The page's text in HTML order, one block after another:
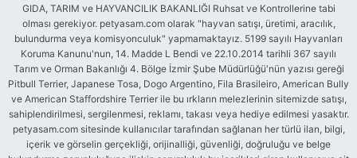
GIDA, TARIM ve HAYVANCILIK BAKANLIĞI Ruhsat ve Kontrollerine tabi
olması gerekiyor. petyasam.com olarak "hayvan satışı, üretimi, aracılık,
bulundurma veya komisyonculuk" yapmamaktayız. 5199 sayılı Hayvanları
Koruma Kanunu'nun, 14. Madde L Bendi ve 22.10.2014 tarihli 367 sayılı
Tarım ve Orman Bakanlığı 4. Bölge İzmir Şube Müdürlüğü'nün yazısı gereği
Pitbull Terrier, Japanese Tosa, Dogo Argentino, Fila Brasileiro, American Bully
ve American Staffordshire Terrier ile bu ırkların melezlerinin sitemizde satışı,
sahiplendirilmesi, sergilenmesi, reklamı, takası veya hediye edilmesi yasaktır.
petyasam.com sitesinde kullanıcılar tarafından sağlanan her türlü ilan, bilgi,
içerik ve görselin gerçekliği, orijinalliği, güvenliği, doğruluğu ve belge